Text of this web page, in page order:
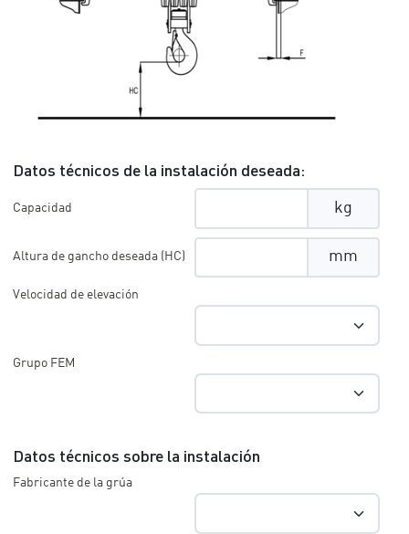
Datos técnicos de la instalación deseada:
Capacidad kg
Altura de gancho deseada (HC) mm
Velocidad de elevación
Grupo FEM
Datos técnicos sobre la instalación
Fabricante de la grúa